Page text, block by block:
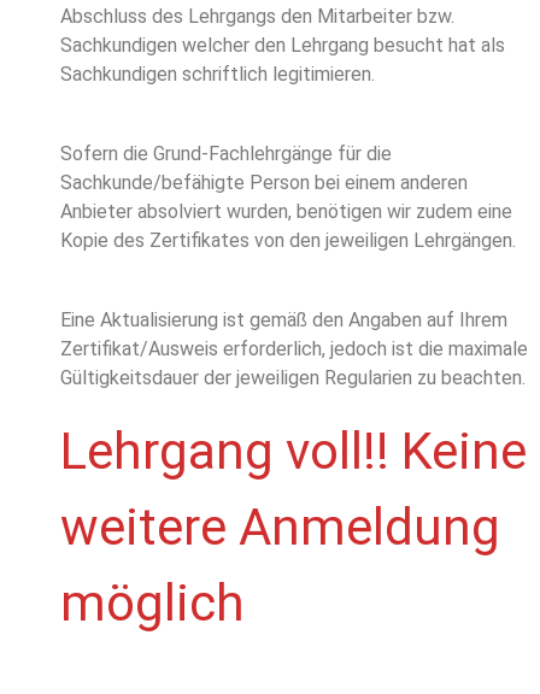
Abschluss des Lehrgangs den Mitarbeiter bzw.
Sachkundigen welcher den Lehrgang besucht hat als
Sachkundigen schriftlich legitimieren.
Sofern die Grund-Fachlehrgänge für die
Sachkunde/befähigte Person bei einem anderen
Anbieter absolviert wurden, benötigen wir zudem eine
Kopie des Zertifikates von den jeweiligen Lehrgängen.
Eine Aktualisierung ist gemäß den Angaben auf Ihrem
Zertifikat/Ausweis erforderlich, jedoch ist die maximale
Gültigkeitsdauer der jeweiligen Regularien zu beachten.
Lehrgang voll!! Keine
weitere Anmeldung
möglich